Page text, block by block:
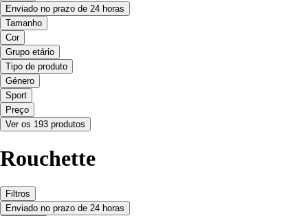
Enviado no prazo de 24 horas
Tamanho
Cor
Grupo etário
Tipo de produto
Género
Sport
Preço
Ver os 193 produtos
Rouchette
Filtros
Enviado no prazo de 24 horas